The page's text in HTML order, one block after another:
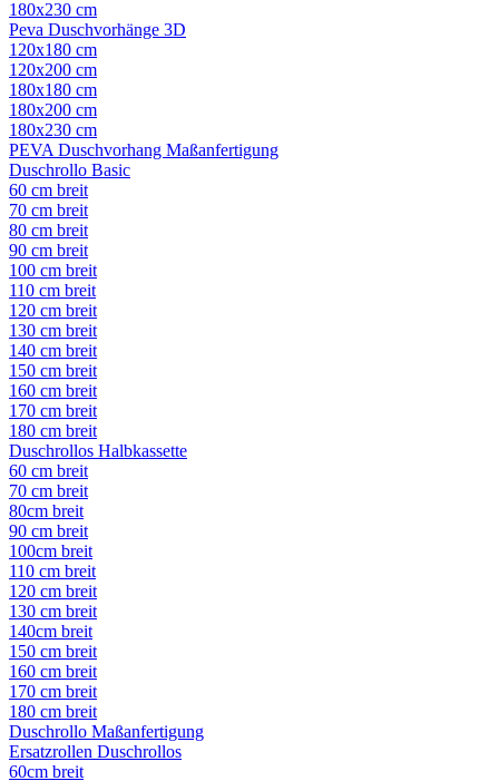
180x230 cm
Peva Duschvorhänge 3D
120x180 cm
120x200 cm
180x180 cm
180x200 cm
180x230 cm
PEVA Duschvorhang Maßanfertigung
Duschrollo Basic
60 cm breit
70 cm breit
80 cm breit
90 cm breit
100 cm breit
110 cm breit
120 cm breit
130 cm breit
140 cm breit
150 cm breit
160 cm breit
170 cm breit
180 cm breit
Duschrollos Halbkassette
60 cm breit
70 cm breit
80cm breit
90 cm breit
100cm breit
110 cm breit
120 cm breit
130 cm breit
140cm breit
150 cm breit
160 cm breit
170 cm breit
180 cm breit
Duschrollo Maßanfertigung
Ersatzrollen Duschrollos
60cm breit